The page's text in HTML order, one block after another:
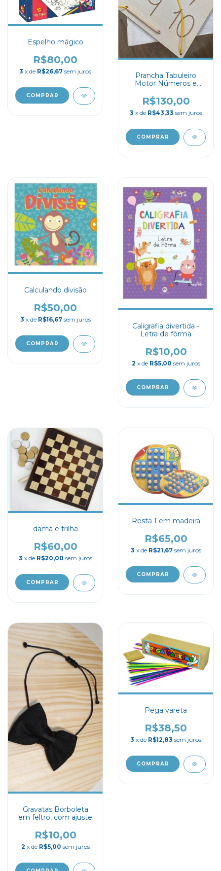
Espelho mágico
R$80,00
3 x de R$26,67 sem juros
Prancha Tabuleiro
Motor Números e
R$130,00
3 x de R$43,33 sem juros
Calculando divisão
R$50,00
3 x de R$16,67 sem juros
Caligrafia divertida -
Letra de fôrma
R$10,00
2 x de R$5,00 sem juros
dama e trilha
R$60,00
3 x de R$20,00 sem juros
Resta 1 em madeira
R$65,00
3 x de R$21,67 sem juros
Gravatas Borboleta
em feltro, com ajuste
R$10,00
2 x de R$5,00 sem juros
Pega vareta
R$38,50
3 x de R$12,83 sem juros